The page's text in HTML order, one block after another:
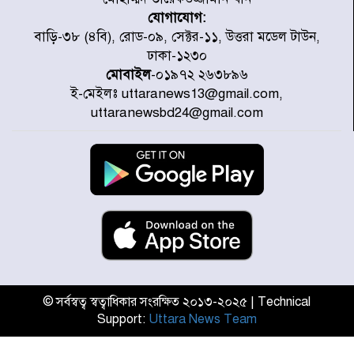
হাসিনার বক্তব্য প্রচারে ভারতের সমর্থন
নেই
জুলাই গণঅভ্যুত্থানে আহত যোদ্ধা
মিতুর খোঁজ নিলেন প্রধানমন্ত্রী
উত্তরায় জুলাই গণঅভ্যুত্থানের ৯২
শহীদের তালিকা প্রকাশ করল JRA
জুলাই গণঅভ্যুত্থানে উত্তরায় সর্বকনিষ্ঠ
শহীদ জাবির ইব্রাহীম: এক শিশুর রক্তে
রাজধানীতে আজ বৃষ্টির সম্ভাবনা, যা
জানাল আবহাওয়া অধিদপ্তর
যোগাযোগ:
বাড়ি-৩৮ (৪বি), রোড-০৯, সেক্টর-১১, উত্তরা মডেল টাউন,
ঢাকা-১২৩০
মোবাইল-০১৯৭২ ২৬৩৮৯৬
ই-মেইলঃ uttaranews13@gmail.com,
uttaranewsbd24@gmail.com
© সর্বস্বত্ব স্বত্বাধিকার সংরক্ষিত ২০১৩-২০২৫ | Technical
Support: Uttara News Team